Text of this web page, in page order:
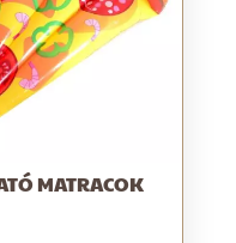
MATRACOK